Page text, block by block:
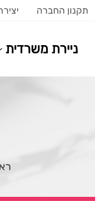
תקנון החברה
ניירת משרדית